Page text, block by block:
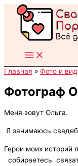
Перейти
содержимому
Главная Фото и
Фотограф
Меня зовут Ольга.
Я занимаюсь
Герои моих историй
собираетесь